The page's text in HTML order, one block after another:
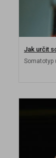
Jak určit
Somatotyp